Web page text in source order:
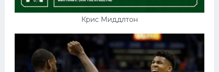
Крис Миддлтон